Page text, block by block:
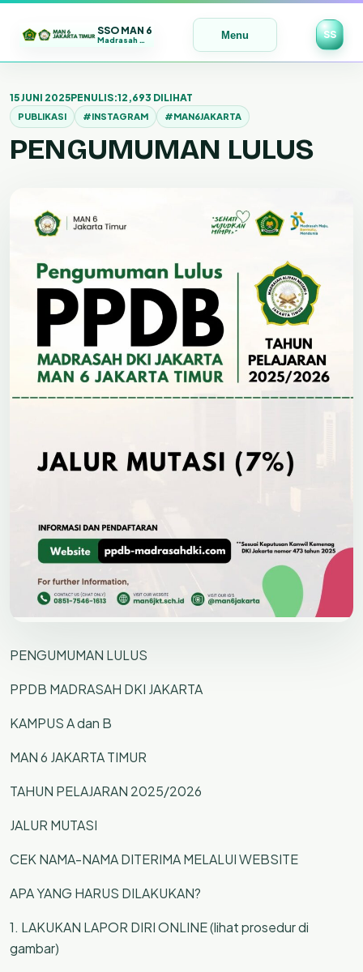
SSO MAN 6
Madrasah Maju | Bermutu | Mendunia Menu SS
ke
konten
15 JUNI 2025PENULIS:12,693 DILIHAT
PUBLIKASI #INSTAGRAM #MAN6JAKARTA
PENGUMUMAN LULUS
PENGUMUMAN LULUS
PPDB MADRASAH DKI JAKARTA
KAMPUS A dan B
MAN 6 JAKARTA TIMUR
TAHUN PELAJARAN 2025/2026
JALUR MUTASI
CEK NAMA-NAMA DITERIMA MELALUI WEBSITE
APA YANG HARUS DILAKUKAN?
1. LAKUKAN LAPOR DIRI ONLINE (lihat prosedur di
gambar)